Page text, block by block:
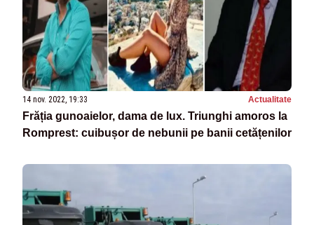
14 nov. 2022, 19:33 Actualitate
Frăția gunoaielor, dama de lux. Triunghi amoros la
Romprest: cuibușor de nebunii pe banii cetățenilor